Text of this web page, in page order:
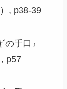
, p38-39
手口』
p57